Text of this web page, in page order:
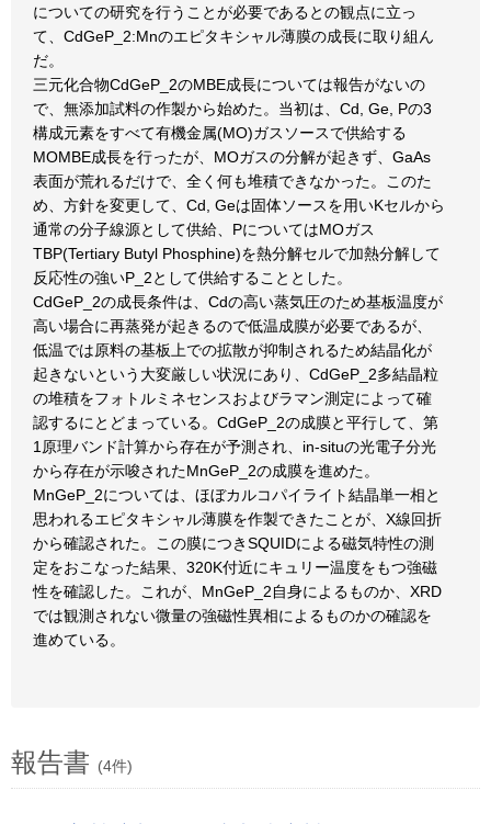
についての研究を行うことが必要であるとの観点に立っ
て、CdGeP_2:Mnのエピタキシャル薄膜の成長に取り組ん
だ。
三元化合物CdGeP_2のMBE成長については報告がないの
で、無添加試料の作製から始めた。当初は、Cd, Ge, Pの3
構成元素をすべて有機金属(MO)ガスソースで供給する
MOMBE成長を行ったが、MOガスの分解が起きず、GaAs
表面が荒れるだけで、全く何も堆積できなかった。このた
め、方針を変更して、Cd, Geは固体ソースを用いKセルから
通常の分子線源として供給、PについてはMOガス
TBP(Tertiary Butyl Phosphine)を熱分解セルで加熱分解して
反応性の強いP_2として供給することとした。
CdGeP_2の成長条件は、Cdの高い蒸気圧のため基板温度が
高い場合に再蒸発が起きるので低温成膜が必要であるが、
低温では原料の基板上での拡散が抑制されるため結晶化が
起きないという大変厳しい状況にあり、CdGeP_2多結晶粒
の堆積をフォトルミネセンスおよびラマン測定によって確
認するにとどまっている。CdGeP_2の成膜と平行して、第
1原理バンド計算から存在が予測され、in-situの光電子分光
から存在が示唆されたMnGeP_2の成膜を進めた。
MnGeP_2については、ほぼカルコパイライト結晶単一相と
思われるエピタキシャル薄膜を作製できたことが、X線回折
から確認された。この膜につきSQUIDによる磁気特性の測
定をおこなった結果、320K付近にキュリー温度をもつ強磁
性を確認した。これが、MnGeP_2自身によるものか、XRD
では観測されない微量の強磁性異相によるものかの確認を
進めている。
報告書 (4件)